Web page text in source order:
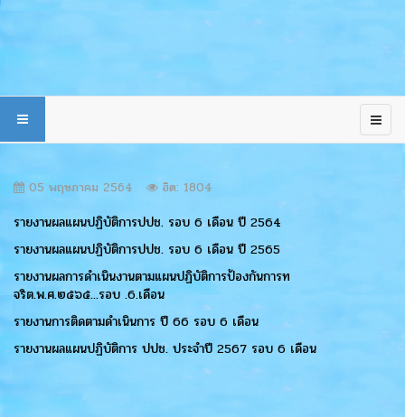
05 พฤษภาคม 2564 ฮิต: 1804
รายงานผลแผนปฏิบัติการปปช. รอบ 6 เดือน ปี 2564
รายงานผลแผนปฏิบัติการปปช. รอบ 6 เดือน ปี 2565
รายงานผลการดำเนินงานตามแผนปฏิบัติการป้องกันการท
จริต.พ.ศ.๒๕๖๕...รอบ .6.เดือน
รายงานการติดตามดำเนินการ ปี 66 รอบ 6 เดือน
รายงานผลแผนปฏิบัติการ ปปช. ประจำปี 2567 รอบ 6 เดือน